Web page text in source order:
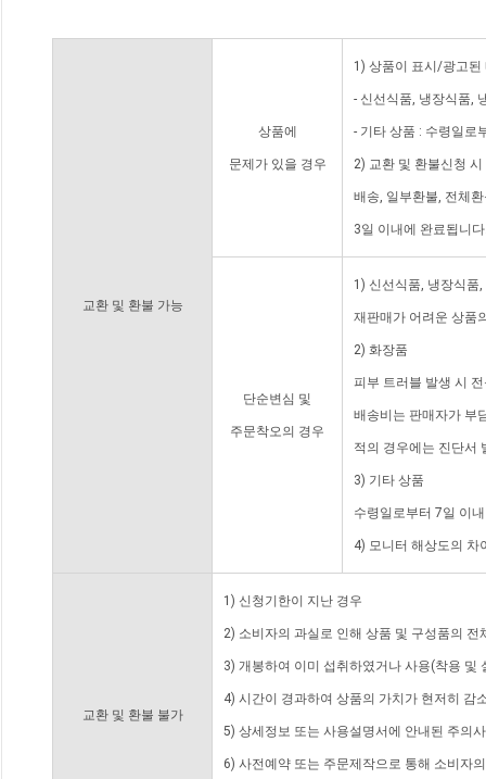
교환 및 환불 가능
상품에
문제가 있을 경우
1) 상품이 표시/광고된
- 신선식품, 냉장식품,
- 기타 상품 : 수령일로
2) 교환 및 환불신청
배송, 일부환불, 전체
3일 이내에 완료됩니
단순변심 및
주문착오의 경우
1) 신선식품, 냉장식품
재판매가 어려운 상품
2) 화장품
피부 트러블 발생 시
배송비는 판매자가 부
적의 경우에는 진단서
3) 기타 상품
수령일로부터 7일 이
4) 모니터 해상도의 차
교환 및 환불 불가
1) 신청기한이 지난 경우
2) 소비자의 과실로 인해 상품 및 구성품의
3) 개봉하여 이미 섭취하였거나 사용(착용 및
4) 시간이 경과하여 상품의 가치가 현저히 감
5) 상세정보 또는 사용설명서에 안내된 주의
6) 사전예약 또는 주문제작으로 통해 소비자